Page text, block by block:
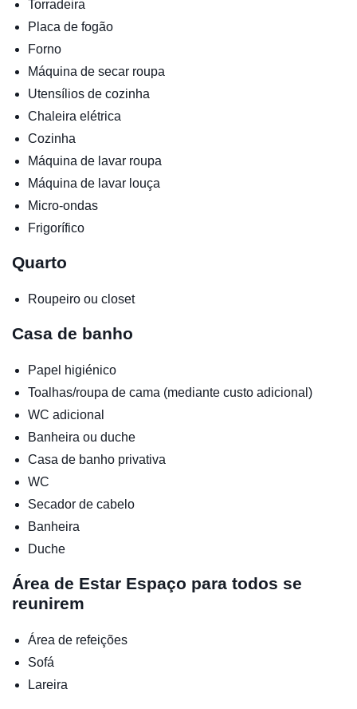
Torradeira
Placa de fogão
Forno
Máquina de secar roupa
Utensílios de cozinha
Chaleira elétrica
Cozinha
Máquina de lavar roupa
Máquina de lavar louça
Micro-ondas
Frigorífico
Quarto
Roupeiro ou closet
Casa de banho
Papel higiénico
Toalhas/roupa de cama (mediante custo adicional)
WC adicional
Banheira ou duche
Casa de banho privativa
WC
Secador de cabelo
Banheira
Duche
Área de Estar Espaço para todos se
reunirem
Área de refeições
Sofá
Lareira